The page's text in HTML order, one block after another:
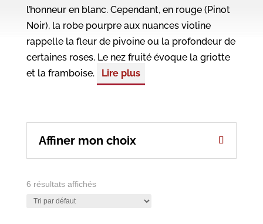
l’honneur en blanc. Cependant, en rouge (Pinot
Noir), la robe pourpre aux nuances violine
rappelle la fleur de pivoine ou la profondeur de
certaines roses. Le nez fruité évoque la griotte
et la framboise.
Lire plus
Affiner mon choix
6 résultats affichés